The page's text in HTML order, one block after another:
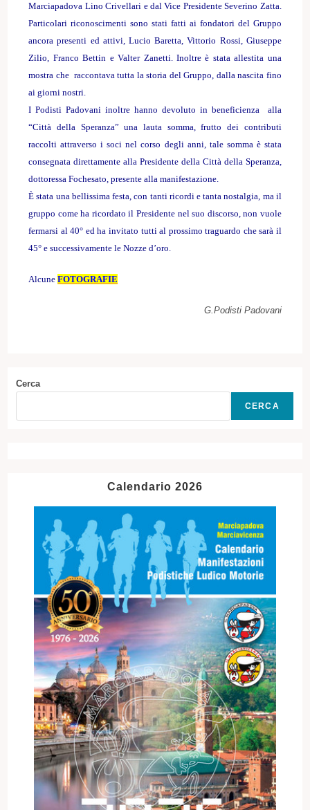
Marciapadova Lino Crivellari e dal Vice Presidente Severino Zatta.
Particolari riconoscimenti sono stati fatti ai fondatori del Gruppo
ancora presenti ed attivi, Lucio Baretta, Vittorio Rossi, Giuseppe
Zilio, Franco Bettin e Valter Zanetti. Inoltre è stata allestita una
mostra che raccontava tutta la storia del Gruppo, dalla nascita fino
ai giorni nostri.
I Podisti Padovani inoltre hanno devoluto in beneficienza alla
“Città della Speranza” una lauta somma, frutto dei contributi
raccolti attraverso i soci nel corso degli anni, tale somma è stata
consegnata direttamente alla Presidente della Città della Speranza,
dottoressa Fochesato, presente alla manifestazione.
È stata una bellissima festa, con tanti ricordi e tanta nostalgia, ma il
gruppo come ha ricordato il Presidente nel suo discorso, non vuole
fermarsi al 40° ed ha invitato tutti al prossimo traguardo che sarà il
45° e successivamente le Nozze d’oro.
AlcuneFOTOGRAFIE
G.Podisti Padovani
Cerca
CERCA
Calendario 2026